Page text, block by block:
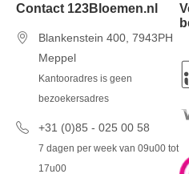
Contact 123Bloemen.nl
Blankenstein 400, 7943PH
Meppel
Kantooradres is geen
bezoekersadres
+31 (0)85 - 025 00 58
7 dagen per week van 09u00 tot
17u00